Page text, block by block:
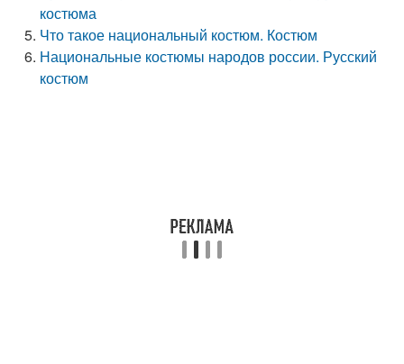
костюма
Что такое национальный костюм. Костюм
Национальные костюмы народов россии. Русский
костюм